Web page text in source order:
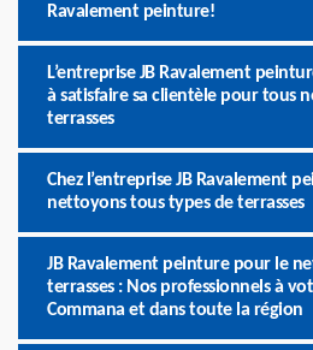
Ravalement peinture!
L’entreprise JB Ravalement
à satisfaire sa clientèle pour tous
terrasses
Chez l’entreprise JB Ravalement
nettoyons tous types de terrasses
JB Ravalement peinture pour le
terrasses : Nos professionnels à
Commana et dans toute la région